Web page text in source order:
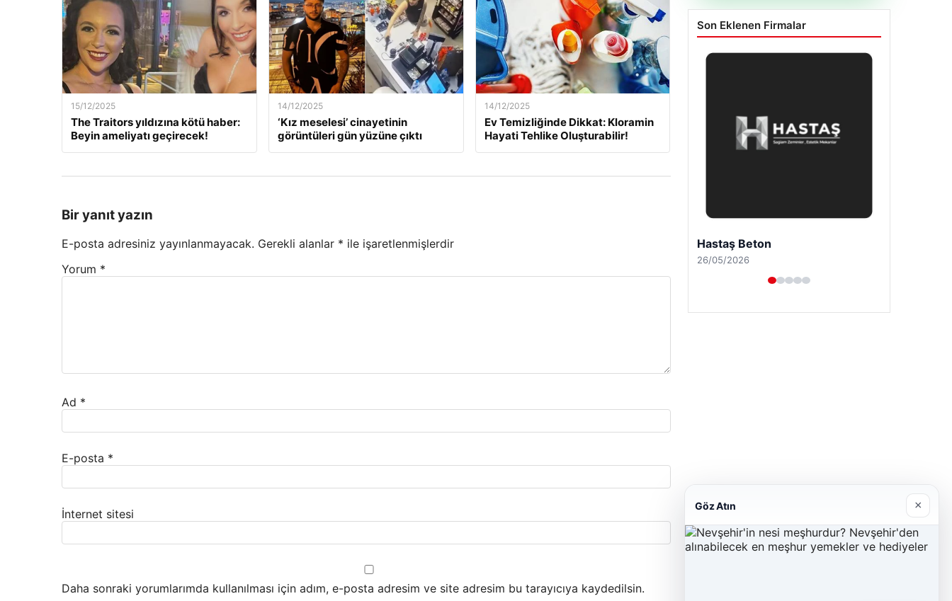
15/12/2025
The Traitors yıldızına kötü haber:
Beyin ameliyatı geçirecek!
14/12/2025
‘Kız meselesi’ cinayetinin
görüntüleri gün yüzüne çıktı
14/12/2025
Ev Temizliğinde Dikkat: Kloramin
Hayati Tehlike Oluşturabilir!
Bir yanıt yazın
E-posta adresiniz yayınlanmayacak. Gerekli alanlar * ile işaretlenmişlerdir
Yorum *
Ad *
E-posta *
İnternet sitesi
Daha sonraki yorumlarımda kullanılması için adım, e-posta adresim ve site adresim bu tarayıcıya kaydedilsin.
Son Eklenen Firmalar
Enes Kaplan Avukatlık Bürosu
28/04/2026
Göz Atın ×